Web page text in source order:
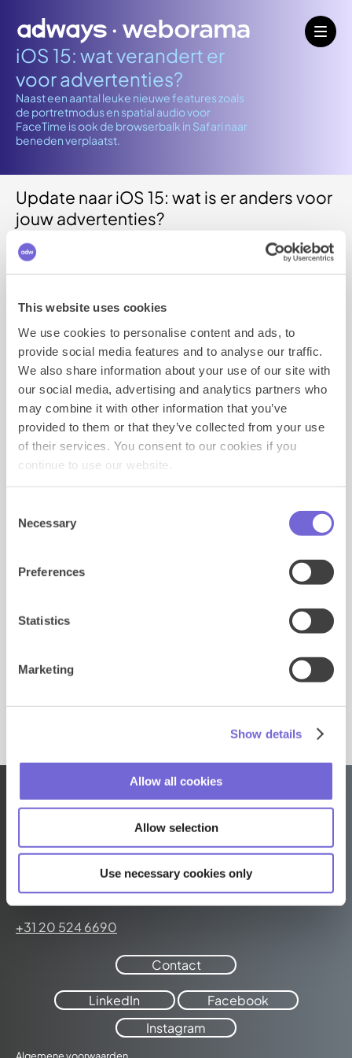
This website uses cookies
We use cookies to personalise content and ads, to
provide social media features and to analyse our traffic.
We also share information about your use of our site with
our social media, advertising and analytics partners who
may combine it with other information that you’ve
provided to them or that they’ve collected from your use
of their services. You consent to our cookies if you
continue to use our website.
Selection
Necessary
Preferences
Statistics
Marketing
Show details
Allow all cookies
Allow selection
Use necessary cookies only
iOS 15: wat verandert er
voor advertenties?
Naast een aantal leuke nieuwe features zoals
de portretmodus en spatial audio voor
FaceTime is ook de browserbalk in Safari naar
beneden verplaatst.
Update naar iOS 15: wat is er anders voor
jouw advertenties?
Naast een aantal leuke nieuwe features zoals de
portretmodus en spatial audio voor FaceTime is ook
Dit betekent dat de 'fold' hoger komt te liggen.
Visueel zie je dus advertenties van achter die balk
tevoorschijn komen als je gaat scrollen. Dat heeft
technisch geen gevolgen, maar optisch wel.
We verwachten geen grote impact, maar de browser
ziet er dus wel anders uit. Je kunt de plek van je
browserbalk overigens wel aanpassen, maar
standaard staat hij beneden.
Wij vermoeden dat het nog belangrijker wordt om
mobiele banners vooral met visuals, logos en videos in
Keizersgracht 176-4
1016 DW Amsterdam
+31 20 524 6690
Contact
LinkedIn
Facebook
Instagram